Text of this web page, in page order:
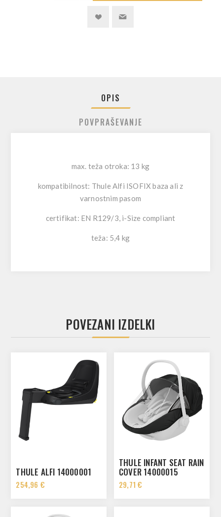
OPIS
POVPRAŠEVANJE
max. teža otroka: 13 kg
kompatibilnost: Thule Alfi ISOFIX baza ali z
varnostnim pasom
certifikat: EN R129/3, i-Size compliant
teža: 5,4 kg
POVEZANI IZDELKI
THULE ALFI 14000001
254,96 €
THULE INFANT SEAT RAIN
COVER 14000015
29,71 €